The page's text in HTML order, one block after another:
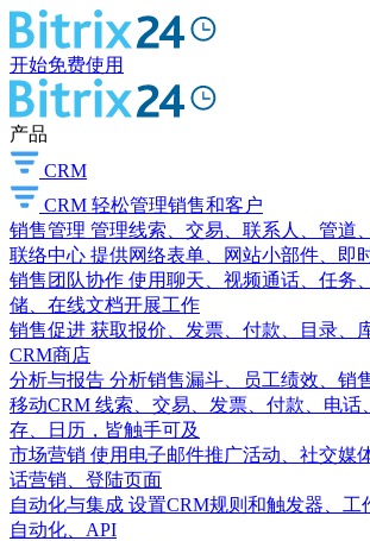
开始免费使用
产品
CRM
CRM 轻松管理销售和客户
销售管理 管理线索、交易、联系人、管道
联络中心 提供网络表单、网站小部件、即
销售团队协作 使用聊天、视频通话、任务
储、在线文档开展工作
销售促进 获取报价、发票、付款、目录、
CRM商店
分析与报告 分析销售漏斗、员工绩效、销
移动CRM 线索、交易、发票、付款、电话
存、日历，皆触手可及
市场营销 使用电子邮件推广活动、社交媒
话营销、登陆页面
自动化与集成 设置CRM规则和触发器、工
自动化、API